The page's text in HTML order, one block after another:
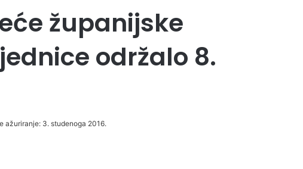
županijske
održalo 8.
ažuriranje: 3. studenoga 2016.